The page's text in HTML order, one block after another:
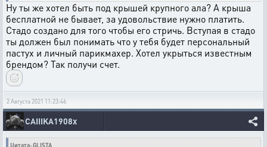
Ну ты же хотел быть под крышей крупного ала? А крыша
бесплатной не бывает, за удовольствие нужно платить.
Стадо создано для того чтобы его стричь. Вступая в стадо
ты должен был понимать что у тебя будет персональный
пастух и личный парикмахер. Хотел укрыться известным
брендом? Так получи счет.
2 Августа 2021 11:23:46
CAIIIKA1908x
Цитата: GLISTA